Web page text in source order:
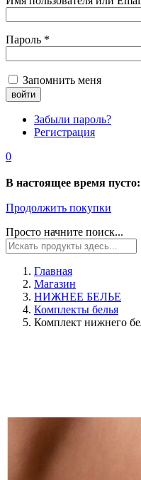
Пароль *
Запомнить меня
Забыли пароль?
Регистрация
0
В настоящее время пусто:
Продолжить покупки
Просто начните поиск...
Главная
Магазин
НИЖНЕЕ БЕЛЬЕ
Комплекты белья
Комплект нижнего